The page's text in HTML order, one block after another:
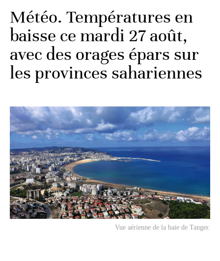
Météo. Températures en
baisse ce mardi 27 août,
avec des orages épars sur
les provinces sahariennes
Vue aérienne de la baie de Tanger.